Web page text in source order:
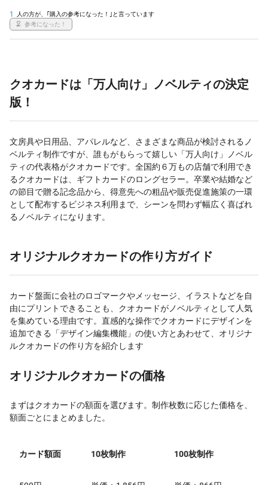
1
人の方が、｢購入の参考になった！｣と言っています
参考になった！
クオカードは「万人向け」ノベルティの決定
版！
文房具や日用品、アパレルなど、さまざまな商品が検討されるノ
ベルティ制作ですが、誰もがもらって嬉しい「万人向け」ノベル
ティの代表格がクオカードです。全国約６万もの店舗で利用でき
るクオカードは、ギフトカードのロングセラー。卒業や結婚など
の節目で贈る記念品から、得意先への粗品や販売促進施策の一環
として配布するビジネス利用まで、シーンを問わず幅広く喜ばれ
るノベルティになります。
オリジナルクオカードの作り方ガイド
カード盤面に会社のロゴマークやメッセージ、イラストなどを自
由にプリントできることも、クオカードがノベルティとして人気
を集めている理由です。直感的な操作でクオカードにデザインを
追加できる「デザイン編集機能」の使い方とあわせて、オリジナ
ルクオカードの作り方を紹介します
オリジナルクオカードの価格
まずはクオカードの額面を選びます。制作枚数に応じた価格を、
額面ごとにまとめました。
カード額面 10枚制作 100枚制作